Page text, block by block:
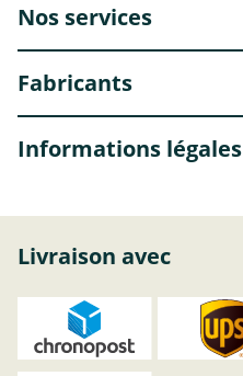
Nos services
Fabricants
Informations légales
Livraison avec